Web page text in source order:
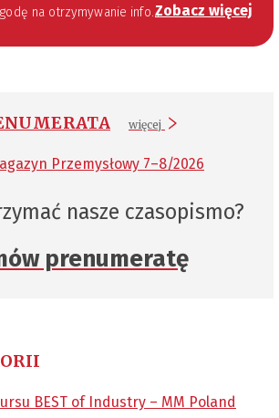
w szczególności poczty elektronicznej zgodnie z przepisem art. 10 ust 2 ustawy z dnia 18 lipca 2002 roku o świadczeniu usług drogą elektroniczną (Dz. U. 144 z 2002 r. poz. 1204). Zgoda jest dobrowolna, jednak jej wyrażenie jest konieczne, aby otrzymywać newsletter. Zobacz więcej
więcej
nasze czasopismo?
prenumeratę